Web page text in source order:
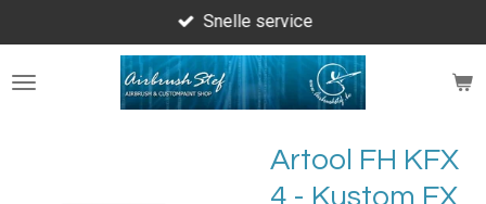
direct
naar
Snelle service
Artool FH KFX
4 - Kustom FX